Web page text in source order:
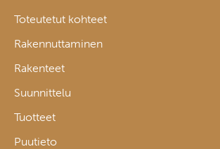
Toteutetut kohteet
Rakennuttaminen
Rakenteet
Suunnittelu
Tuotteet
Puutieto